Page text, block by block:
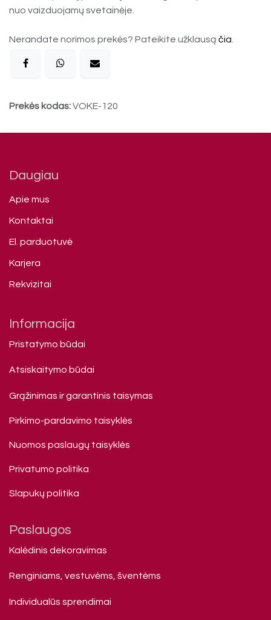
nuo vaizduojamų svetainėje.
Nerandate norimos prekės? Pateikite užklausą čia
Prekės kodas:VOKE-120
Daugiau
Apie mus
Kontaktai
El. parduotuvė
Karjera
Rekvizitai
Informacija
Pristatymo būdai
Atsiskaitymo būdai
Grąžinimas ir garantinis taisymas
Pirkimo-pardavimo taisyklės
Nuomos paslaugų taisyklės
Privatumo politika
Slapukų politika
Paslaugos
Kalėdinis dekoravimas
Renginiams, vestuvėms, šventėms
Individualūs sprendimai